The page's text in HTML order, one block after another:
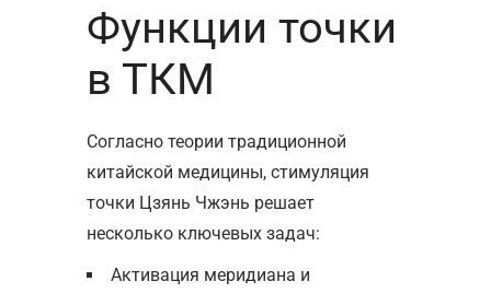
Функции точки
в ТКМ
Согласно теории традиционной
китайской медицины, стимуляция
точки Цзянь Чжэнь решает
несколько ключевых задач:
Активация меридиана и